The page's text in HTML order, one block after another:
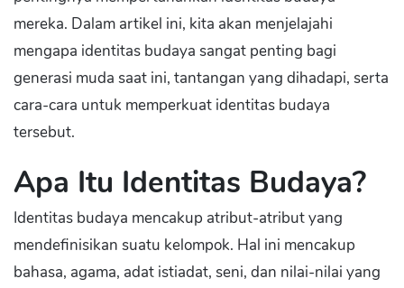
mereka. Dalam artikel ini, kita akan menjelajahi
mengapa identitas budaya sangat penting bagi
generasi muda saat ini, tantangan yang dihadapi, serta
cara-cara untuk memperkuat identitas budaya
tersebut.
Apa Itu Identitas Budaya?
Identitas budaya mencakup atribut-atribut yang
mendefinisikan suatu kelompok. Hal ini mencakup
bahasa, agama, adat istiadat, seni, dan nilai-nilai yang